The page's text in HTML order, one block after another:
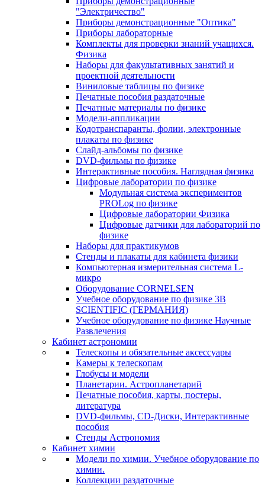
"Электричество"
Приборы демонстрационные "Оптика"
Приборы лабораторные
Комплекты для проверки знаний учащихся.
Физика
Наборы для факультативных занятий и
проектной деятельности
Виниловые таблицы по физике
Печатные пособия раздаточные
Печатные материалы по физике
Модели-аппликации
Кодотранспаранты, фолии, электронные
плакаты по физике
Слайд-альбомы по физике
DVD-фильмы по физике
Интерактивные пособия. Наглядная физика
Цифровые лаборатории по физике
Модульная система экспериментов
PROLog по физике
Цифровые лаборатории Физика
Цифровые датчики для лабораторий по
физике
Наборы для практикумов
Стенды и плакаты для кабинета физики
Компьютерная измерительная система L-
микро
Оборудование CORNELSEN
Учебное оборудование по физике 3B
SCIENTIFIC (ГЕРМАНИЯ)
Учебное оборудование по физике Научные
Развлечения
Кабинет астрономии
Телескопы и обязательные аксессуары
Камеры к телескопам
Глобусы и модели
Планетарии. Астропланетарий
Печатные пособия, карты, постеры,
литература
DVD-фильмы, CD-Диски, Интерактивные
пособия
Стенды Астрономия
Кабинет химии
Модели по химии. Учебное оборудование по
химии.
Коллекции раздаточные